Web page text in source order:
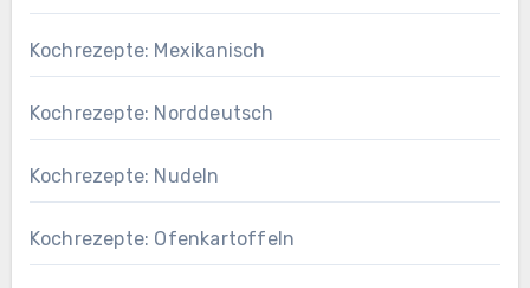
Kochrezepte: Mexikanisch
Kochrezepte: Norddeutsch
Kochrezepte: Nudeln
Kochrezepte: Ofenkartoffeln